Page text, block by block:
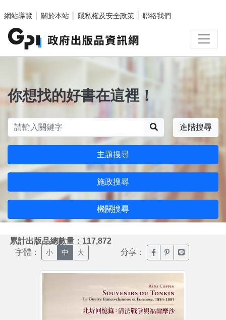
網站導覽
關於本站 隱私權及安全政策 聯絡我們
你想找的好書在這裡！
進階搜尋
主題搜尋
施政搜尋
機關搜尋
累計出版品總數量：117,872
字體： 小 中 大 分享： 臉書分享(另開新視窗)
噗浪分享(另開新
Line分享(另